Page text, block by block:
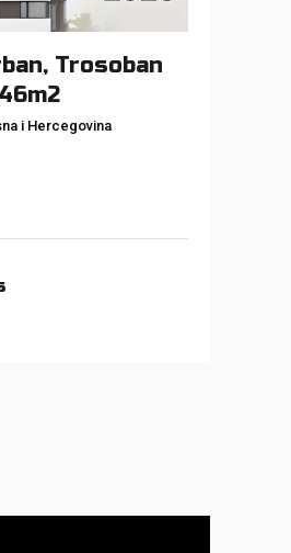
Trosoban
i Hercegovina